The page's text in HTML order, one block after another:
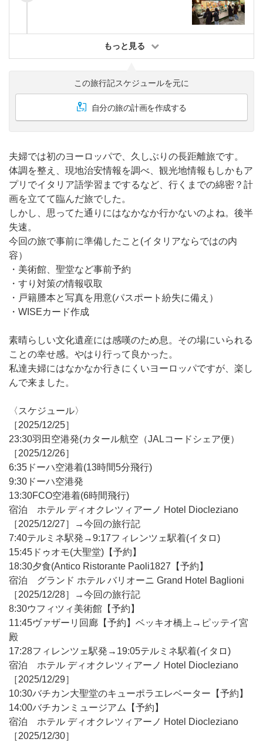
もっと見る
この旅行記スケジュールを元に
自分の旅の計画を作成する
夫婦では初のヨーロッパで、久しぶりの長距離旅です。
体調を整え、現地治安情報を調べ、観光地情報もしかもア
プリでイタリア語学習までするなど、行くまでの綿密？計
画を立てて臨んだ旅でした。
しかし、思ってた通りにはなかなか行かないのよね。後半
失速。
今回の旅で事前に準備したこと(イタリアならではの内
容）
・美術館、聖堂など事前予約
・すり対策の情報収取
・戸籍謄本と写真を用意(パスポート紛失に備え）
・WISEカード作成
素晴らしい文化遺産には感嘆のため息。その場にいられる
ことの幸せ感。やはり行って良かった。
私達夫婦にはなかなか行きにくいヨーロッパですが、楽し
んで来ました。
〈スケジュール〉
［2025/12/25］
23:30羽田空港発(カタール航空（JALコードシェア便）
［2025/12/26］
6:35ドーハ空港着(13時間5分飛行)
9:30ドーハ空港発
13:30FCO空港着(6時間飛行)
宿泊 ホテル ディオクレツィアーノ Hotel Diocleziano
［2025/12/27］→今回の旅行記
7:40テルミネ駅発→9:17フィレンツェ駅着(イタロ)
15:45ドゥオモ(大聖堂)【予約】
18:30夕食(Antico Ristorante Paoli1827【予約】
宿泊 グランド ホテル バリオーニ Grand Hotel Baglioni
［2025/12/28］→今回の旅行記
8:30ウフィツィ美術館【予約】
11:45ヴァザーリ回廊【予約】ベッキオ橋上→ピッテイ宮
殿
17:28フィレンツェ駅発→19:05テルミネ駅着(イタロ)
宿泊 ホテル ディオクレツィアーノ Hotel Diocleziano
［2025/12/29］
10:30バチカン大聖堂のキューポラエレベーター【予約】
14:00バチカンミュージアム【予約】
宿泊 ホテル ディオクレツィアーノ Hotel Diocleziano
［2025/12/30］